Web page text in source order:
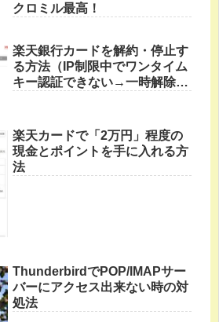
クロミル最高！
楽天銀行カードを解約・停止す
る方法（IP制限中でワンタイム
キー認証できない→一時解除す
楽天カードで「2万円」程度の
現金とポイントを手に入れる方
法
ThunderbirdでPOP/IMAPサー
バーにアクセス出来ない時の対
処法